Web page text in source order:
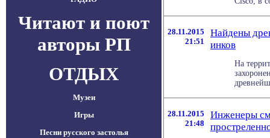
Читают и поют
авторы РП
ОТДЫХ
Музеи
Игры
Песни русского застолья
28.11.2015
21:51
Найдены
инков
На
28.11.2015
21:48
Инженеры